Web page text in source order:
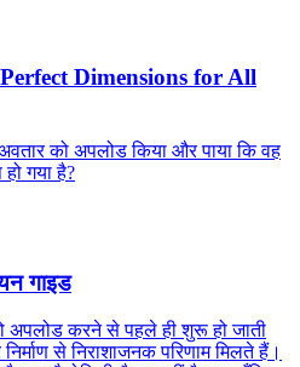
Dimensions for All
को अपलोड किया और पाया कि वह
गया है?
गाइड
अपलोड करने से पहले ही शुरू हो जाती
से निराशाजनक परिणाम मिलते हैं।